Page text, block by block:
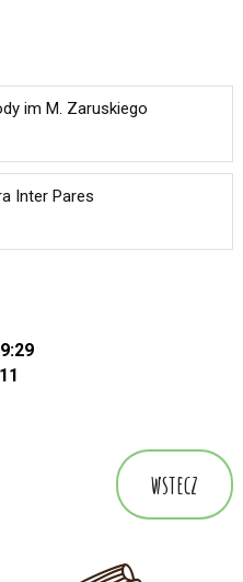
im M. Zaruskiego
Inter Pares
wstecz